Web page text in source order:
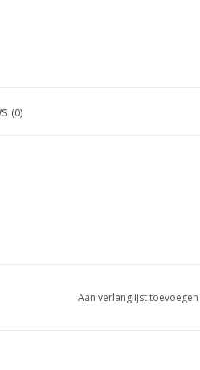
(0)
Aan verlanglijst toevoegen